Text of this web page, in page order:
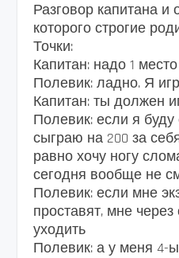
Разговор капитана и
которого строгие
Точки:
Капитан: надо 1
Полевик: ладно. Я
Капитан: ты должен
Полевик: если я буду
сыграю на 200 за
равно хочу ногу
сегодня вообще не
Полевик: если мне
проставят, мне через
уходить
Полевик: а у меня 4-